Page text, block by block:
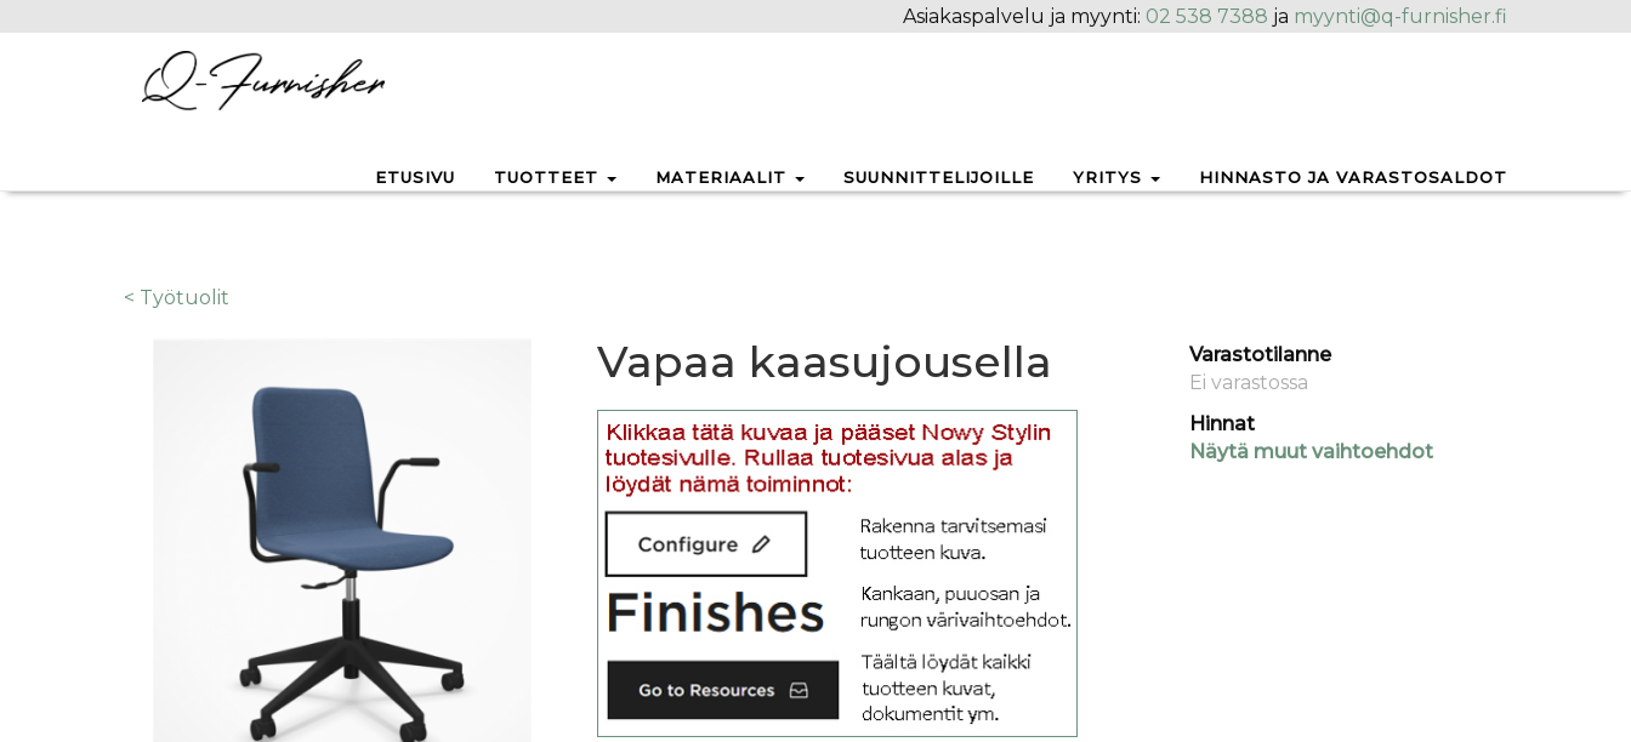
Asiakaspalvelu ja myynti: 02 538 7388 ja myynti@q-furnisher.fi
ETUSIVU TUOTTEET MATERIAALIT SUUNNITTELIJOILLE YRITYS HINNASTO JA VARASTOSALDOT
< Työtuolit
Vapaa kaasujousella
Varastotilanne
Ei varastossa
Hinnat
Näytä muut vaihtoehdot